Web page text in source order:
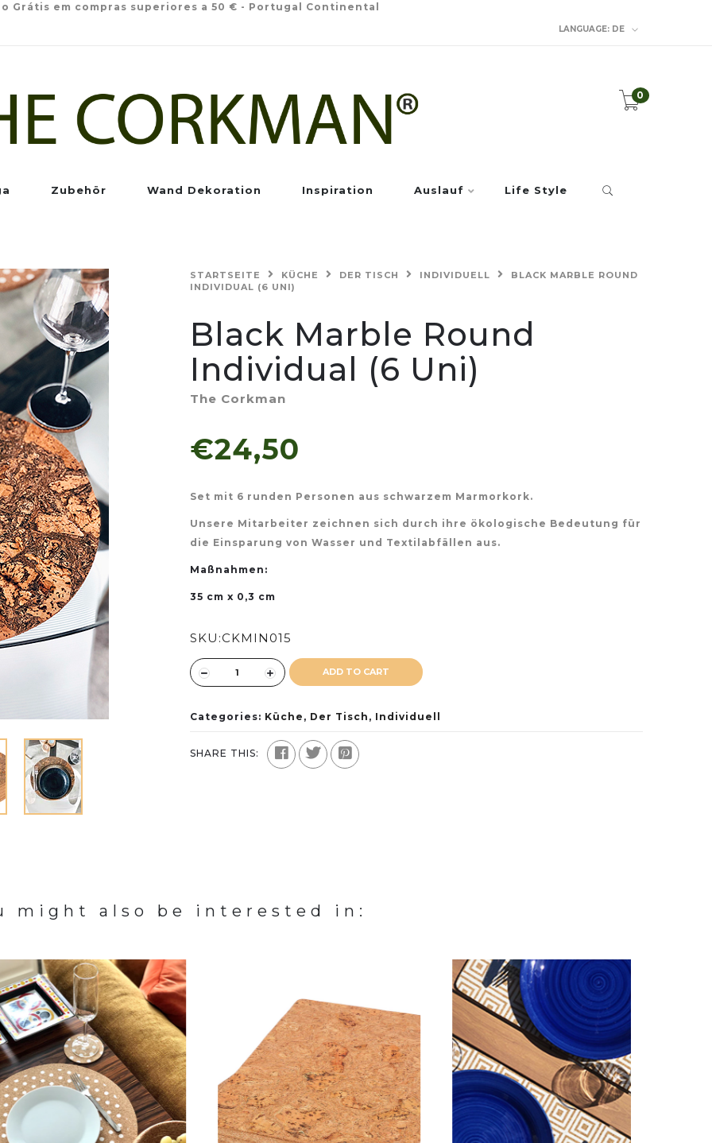
Grátis em compras superiores a 50 € - Portugal Continental
LANGUAGE: DE
0
Zubehör Wand Dekoration Inspiration Auslauf Life Style
STARTSEITE KÜCHE DER TISCH INDIVIDUELL
BLACK MARBLE ROUND
INDIVIDUAL (6 UNI)
Black Marble Round
Individual (6 Uni)
The Corkman
€24,50
Set mit 6 runden Personen aus schwarzem Marmorkork.
Unsere Mitarbeiter zeichnen sich durch ihre ökologische Bedeutung für
die Einsparung von Wasser und Textilabfällen aus.
Maßnahmen:
35 cm x 0,3 cm
SKU:CKMIN015
ADD TO CART
Categories: Küche , Der Tisch , Individuell
SHARE THIS:
might also be interested in: